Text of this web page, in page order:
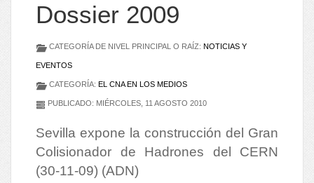
Dossier 2009
CATEGORÍA DE NIVEL PRINCIPAL O RAÍZ: NOTICIAS Y
EVENTOS
CATEGORÍA: EL CNA EN LOS MEDIOS
PUBLICADO: MIÉRCOLES, 11 AGOSTO 2010
Sevilla expone la construcción del Gran
Colisionador de Hadrones del CERN
(30-11-09) (ADN)